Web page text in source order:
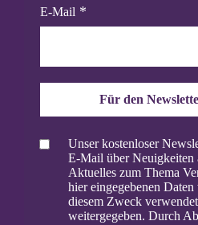
E-Mail
Für den
Unser kostenloser
E-Mail über Neuigkeiten
Aktuelles zum Thema
hier eingegebenen
diesem Zweck
weitergegeben. Durch